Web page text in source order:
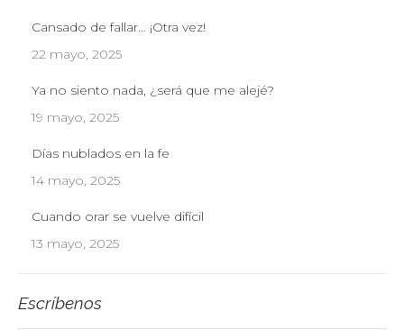
Cansado de fallar… ¡Otra vez!
22 mayo, 2025
Ya no siento nada, ¿será que me alejé?
19 mayo, 2025
Días nublados en la fe
14 mayo, 2025
Cuando orar se vuelve difícil
13 mayo, 2025
Escríbenos